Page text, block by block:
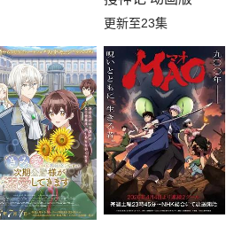
更新至23集